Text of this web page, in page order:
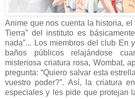
Anime que nos cuenta la historia, el
Tierra” del instituto es
nada”... Los miembros del club En
baños públicos relajándose
misteriosa criatura rosa, Wombat,
pregunta: “Quiero salvar esta
vuestro poder?”. Así, la criatura
especiales y les pide que protejan